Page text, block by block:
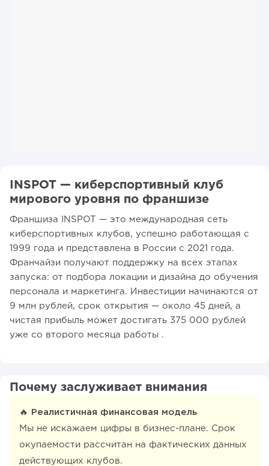
INSPOT — киберспортивный клуб
мирового уровня по франшизе
Франшиза INSPOT — это международная сеть
киберспортивных клубов, успешно работающая с
1999 года и представлена в России с 2021 года.
Франчайзи получают поддержку на всех этапах
запуска: от подбора локации и дизайна до обучения
персонала и маркетинга. Инвестиции начинаются от
9 млн рублей, срок открытия — около 45 дней, а
чистая прибыль может достигать 375 000 рублей
уже со второго месяца работы .
Почему заслуживает внимания
🔥 Реалистичная финансовая модель
Мы не искажаем цифры в бизнес-плане. Срок
окупаемости рассчитан на фактических данных
действующих клубов.